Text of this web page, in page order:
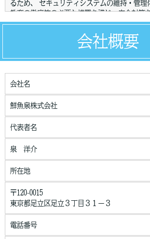
るため、 セキュリティシステムの維持・管理
教育の徹底等の必要な措置を講じ、安全対策
厳重な管理を行ないます。
お客さまからお預かりした個人情報は、当社
のご案内やご質問に対する回答として、電子
個人情報の第三者への開示・提供の禁止
当社は、お客さまよりお預かりした個人情報
のいずれかに該当する場合を除き、個人情報
しません。
行なうために当社が業務を委託する業者に対
法令に基づき開示することが必要である場合
ィに万全の対策を講じています。
ご本人の照会
お客さまがご本人の個人情報の照会・修正・
れる場合には、ご本人であることを確認の上
きます。
会社概要
会社名
鮮魚泉株式会社
代表者名
泉 洋介
所在地
〒120-0015
東京都足立区足立３丁目３１−３
電話番号